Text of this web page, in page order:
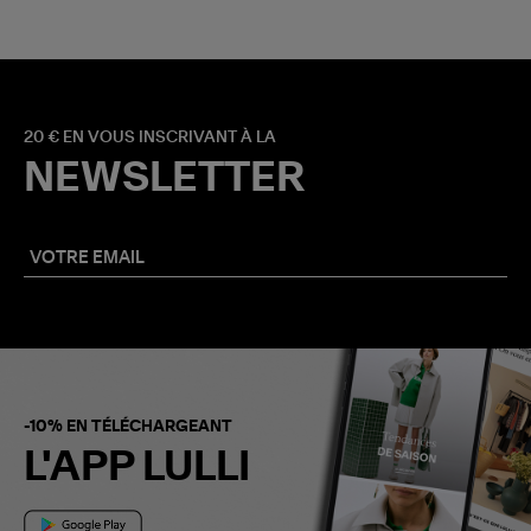
20 € EN VOUS INSCRIVANT À LA
NEWSLETTER
-10% EN TÉLÉCHARGEANT
L'APP LULLI